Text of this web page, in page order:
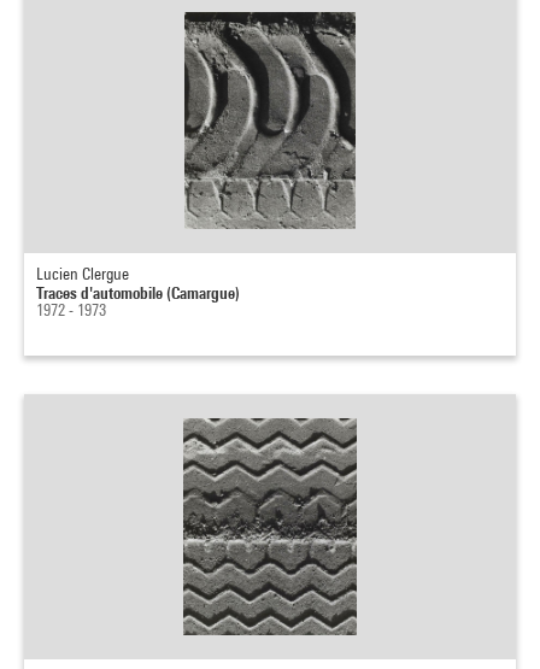
Lucien Clergue
Traces d'automobile (Camargue)
1972 - 1973